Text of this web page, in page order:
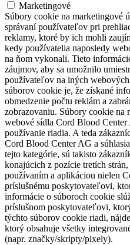
Marketingové
Súbory cookie na marketingové
správaní používateľov pri
reklamy, ktoré by ich mohli
kedy používatelia naposledy
na ňom vykonali. Tieto
záujmov, aby sa umožnilo
používateľov na iných
súborov cookie je, že získané
obmedzenie počtu reklám a
zobrazovaniu. Súbory cookie na
webové sídla Cord Blood
používanie riadia. A teda
Cord Blood Center AG a
tejto kategórie, sú takisto
konajúcich z pozície tretích
používaním a aplikáciou nielen
príslušnému poskytovateľovi,
informácie o súboroch cookie
príslušnom poskytovateľovi,
týchto súborov cookie riadi,
ktorý obsahuje všetky
(napr. značky/skripty/pixely).